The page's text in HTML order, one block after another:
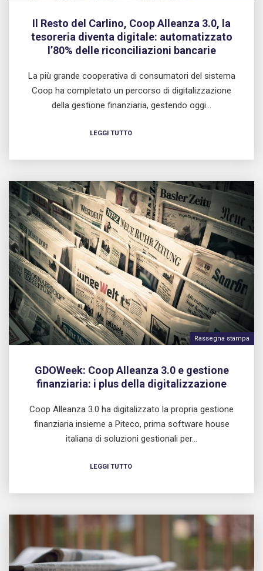
Il Resto del Carlino, Coop Alleanza 3.0, la
tesoreria diventa digitale: automatizzato
l’80% delle riconciliazioni bancarie
La più grande cooperativa di consumatori del sistema
Coop ha completato un percorso di digitalizzazione
della gestione finanziaria, gestendo oggi…
LEGGI TUTTO
Rassegna stampa
GDOWeek: Coop Alleanza 3.0 e gestione
finanziaria: i plus della digitalizzazione
Coop Alleanza 3.0 ha digitalizzato la propria gestione
finanziaria insieme a Piteco, prima software house
italiana di soluzioni gestionali per…
LEGGI TUTTO